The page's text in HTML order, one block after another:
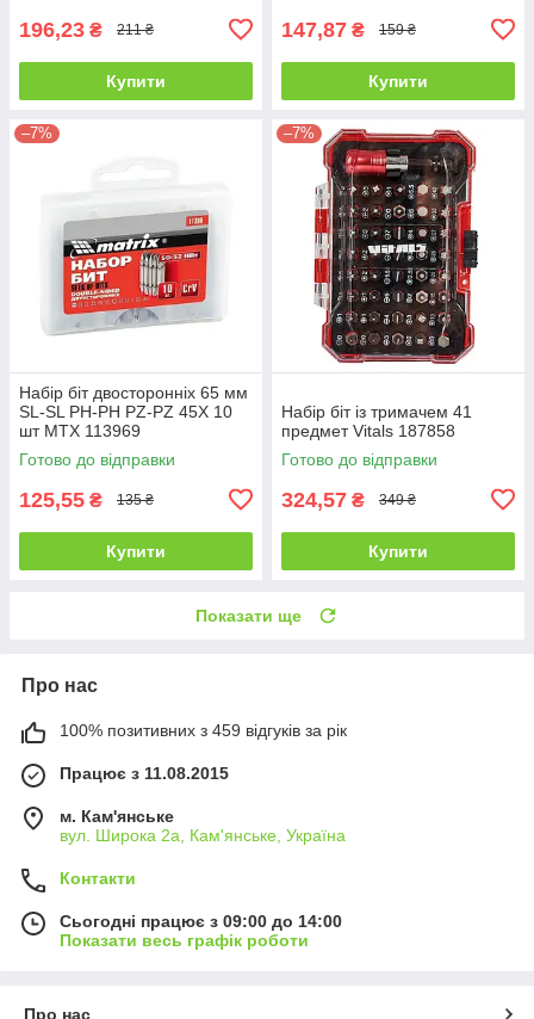
196,23 ₴ 211 ₴
Купити
147,87 ₴ 159 ₴
Купити
–7%
Набір біт двосторонніх 65 мм
SL-SL PH-PH PZ-PZ 45Х 10
шт MTX 113969
Готово до відправки
125,55 ₴ 135 ₴
Купити
–7%
Набір біт із тримачем 41
предмет Vitals 187858
Готово до відправки
324,57 ₴ 349 ₴
Купити
Показати ще
Про нас
100% позитивних з 459 відгуків за рік
Працює з 11.08.2015
м. Кам'янське
вул. Широка 2а, Кам'янське, Україна
Контакти
Сьогодні працює з 09:00 до 14:00
Показати весь графік роботи
Про нас